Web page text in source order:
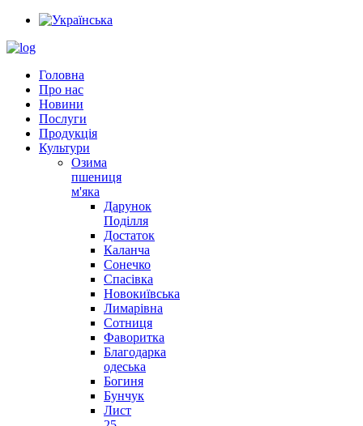
Головна
Про нас
Новини
Послуги
Продукція
Культури
Озима
пшениця
м'яка
Дарунок
Поділля
Достаток
Каланча
Сонечко
Спасівка
Новокиївська
Лимарівна
Сотниця
Фаворитка
Благодарка
одеська
Богиня
Бунчук
Лист